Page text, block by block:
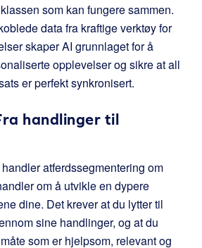
som kan fungere sammen.
data fra kraftige verktøy for
skaper AI grunnlaget for å
opplevelser og sikre at all
er perfekt synkronisert.
handlinger til
atferdssegmentering om
om å utvikle en dypere
dine. Det krever at du lytter til
sine handlinger, og at du
som er hjelpsom, relevant og